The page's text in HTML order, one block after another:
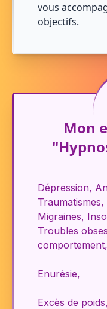
vous
objectifs.
Mon
Dépression,
Migraines,
Troubles
comportement,
Enurésie,
Excès de